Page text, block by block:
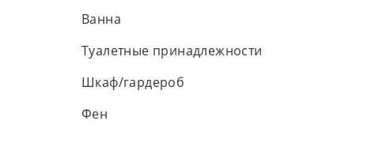
Ванна
Туалетные принадлежности
Шкаф/гардероб
Фен